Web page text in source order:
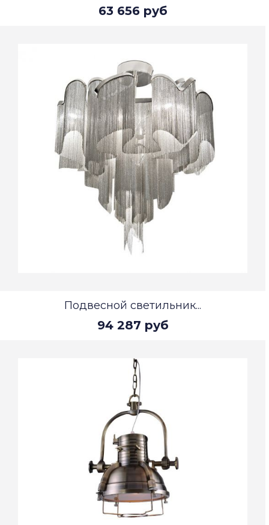
63 656 руб
Подвесной светильник...
94 287 руб